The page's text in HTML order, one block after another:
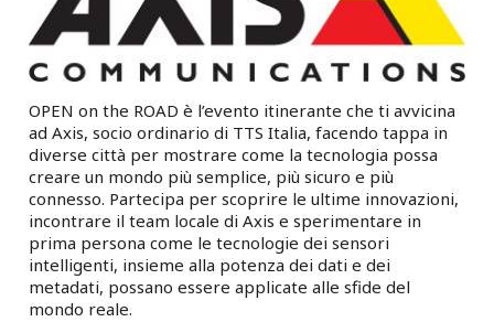
OPEN on the ROAD è l’evento itinerante che ti avvicina
ad Axis, socio ordinario di TTS Italia, facendo tappa in
diverse città per mostrare come la tecnologia possa
creare un mondo più semplice, più sicuro e più
connesso. Partecipa per scoprire le ultime innovazioni,
incontrare il team locale di Axis e sperimentare in
prima persona come le tecnologie dei sensori
intelligenti, insieme alla potenza dei dati e dei
metadati, possano essere applicate alle sfide del
mondo reale.